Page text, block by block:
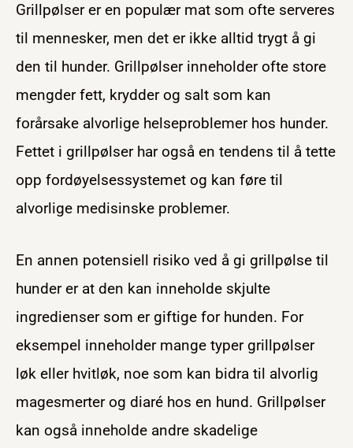
Grillpølser er en populær mat som ofte serveres
til mennesker, men det er ikke alltid trygt å gi
den til hunder. Grillpølser inneholder ofte store
mengder fett, krydder og salt som kan
forårsake alvorlige helseproblemer hos hunder.
Fettet i grillpølser har også en tendens til å tette
opp fordøyelsessystemet og kan føre til
alvorlige medisinske problemer.
En annen potensiell risiko ved å gi grillpølse til
hunder er at den kan inneholde skjulte
ingredienser som er giftige for hunden. For
eksempel inneholder mange typer grillpølser
løk eller hvitløk, noe som kan bidra til alvorlig
magesmerter og diaré hos en hund. Grillpølser
kan også inneholde andre skadelige